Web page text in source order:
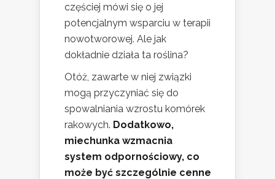
częściej mówi się o jej
potencjalnym wsparciu w terapii
nowotworowej. Ale jak
dokładnie działa ta roślina?
Otóż, zawarte w niej związki
mogą przyczyniać się do
spowalniania wzrostu komórek
rakowych. Dodatkowo,
miechunka wzmacnia
system odpornościowy, co
może być szczególnie cenne